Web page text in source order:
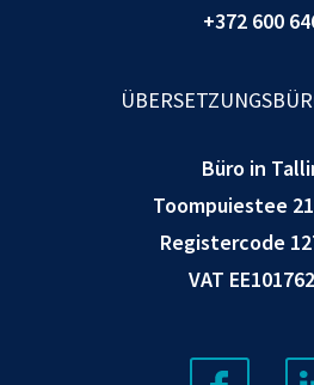
+372 600
Büro in
Toompuiestee
Registercode
VAT